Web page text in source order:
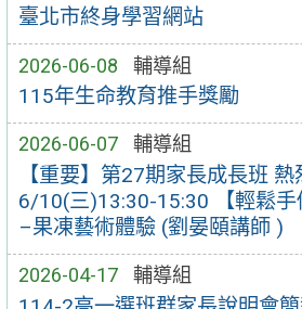
臺北市終身學習網站
2026-06-08 輔導組
115年生命教育推手獎勵
2026-06-07 輔導組
【重要】第27期家長成長班 熱
6/10(三)13:30-15:30 【輕鬆
–果凍藝術體驗 (劉晏頤講師 )
2026-04-17 輔導組